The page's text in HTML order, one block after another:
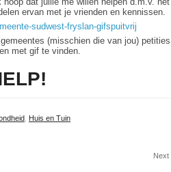
ervan met je vrienden en kennissen.
sudwest-fryslan-gifspuitvrij
(misschien die van jou) petities
met gif te vinden.
Huis en Tuin
Next